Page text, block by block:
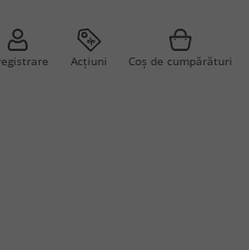
Acțiuni Coș de cumpărături